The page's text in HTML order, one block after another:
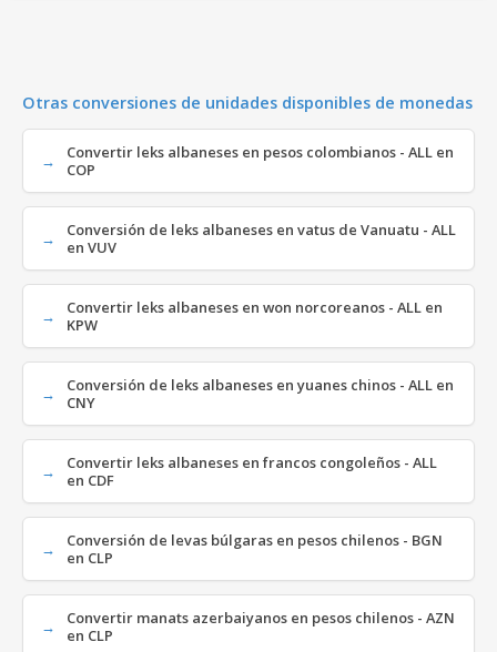
Otras conversiones de unidades disponibles de monedas
Convertir leks albaneses en pesos colombianos - ALL en
COP
Conversión de leks albaneses en vatus de Vanuatu - ALL
en VUV
Convertir leks albaneses en won norcoreanos - ALL en
KPW
Conversión de leks albaneses en yuanes chinos - ALL en
CNY
Convertir leks albaneses en francos congoleños - ALL
en CDF
Conversión de levas búlgaras en pesos chilenos - BGN
en CLP
Convertir manats azerbaiyanos en pesos chilenos - AZN
en CLP